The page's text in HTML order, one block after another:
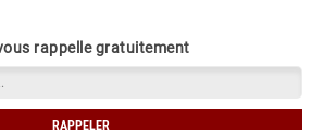
rappelle gratuitement